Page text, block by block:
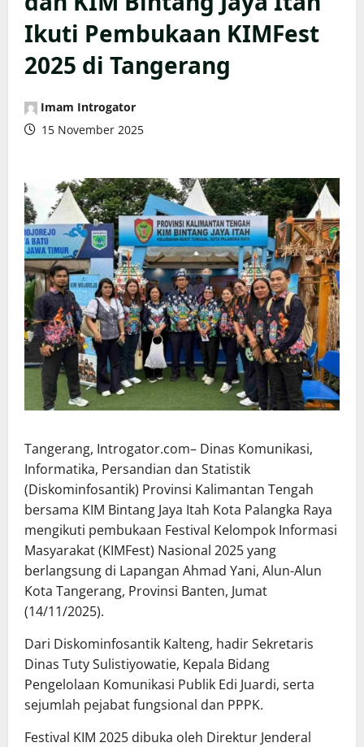
Ikuti Pembukaan KIMFest
2025 di Tangerang
Imam Introgator
15 November 2025
Tangerang, Introgator.com– Dinas Komunikasi,
Informatika, Persandian dan Statistik
(Diskominfosantik) Provinsi Kalimantan Tengah
bersama KIM Bintang Jaya Itah Kota Palangka Raya
mengikuti pembukaan Festival Kelompok Informasi
Masyarakat (KIMFest) Nasional 2025 yang
berlangsung di Lapangan Ahmad Yani, Alun-Alun
Kota Tangerang, Provinsi Banten, Jumat
(14/11/2025).
Dari Diskominfosantik Kalteng, hadir Sekretaris
Dinas Tuty Sulistiyowatie, Kepala Bidang
Pengelolaan Komunikasi Publik Edi Juardi, serta
sejumlah pejabat fungsional dan PPPK.
Festival KIM 2025 dibuka oleh Direktur Jenderal